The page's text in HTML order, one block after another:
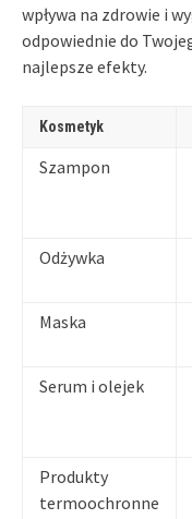
wpływa na zdrowie i
odpowiednie do
najlepsze efekty.
Kosmetyk
Szampon
Odżywka
Maska
Serum i olejek
Produkty
termoochronne